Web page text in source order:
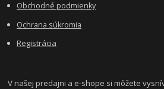
Obchodné podmienky
Ochrana súkromia
Registrácia
V našej predajni a e-shope si môžete